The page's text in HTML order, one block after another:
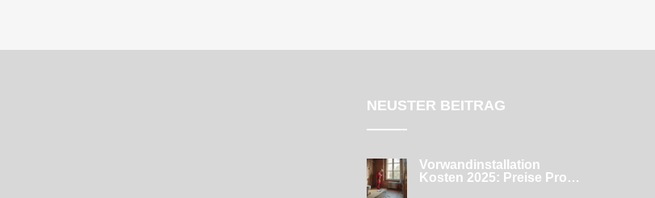
NEUSTER BEITRAG
Vorwandinstallation
Kosten 2025: Preise Pro